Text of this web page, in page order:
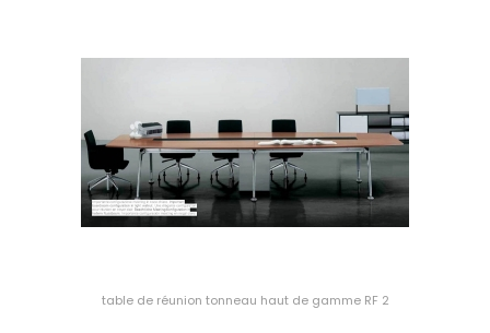
table de réunion tonneau haut de gamme RF 2